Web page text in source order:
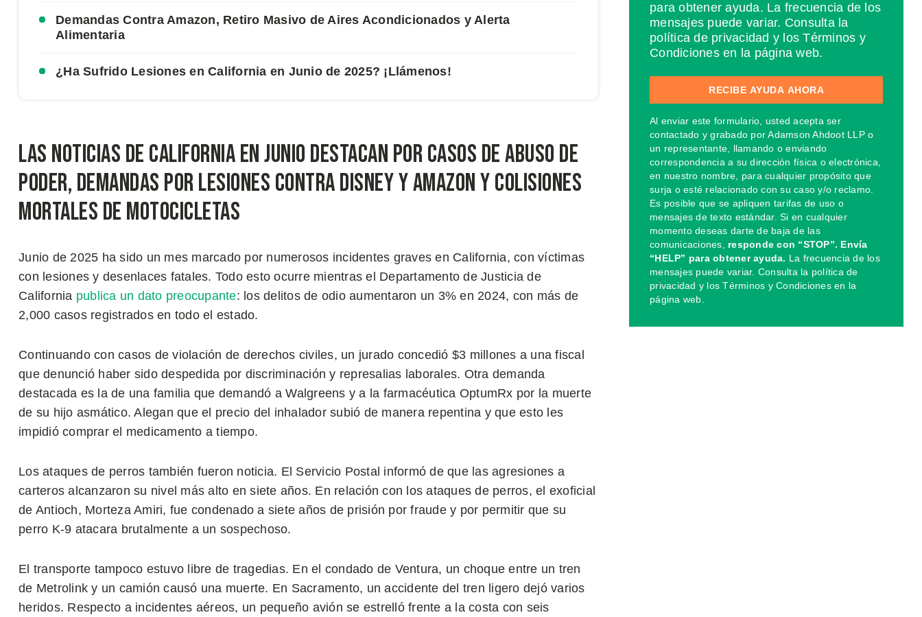
Demandas Contra Amazon, Retiro Masivo de Aires Acondicionados y Alerta
Alimentaria
¿Ha Sufrido Lesiones en California en Junio de 2025? ¡Llámenos!
Las Noticias de California en Junio Destacan por Casos de Abuso de
Poder, Demandas por Lesiones contra Disney y Amazon y Colisiones
Mortales de Motocicletas
Junio de 2025 ha sido un mes marcado por numerosos incidentes graves en California, con víctimas
con lesiones y desenlaces fatales. Todo esto ocurre mientras el Departamento de Justicia de
California publica un dato preocupante: los delitos de odio aumentaron un 3% en 2024, con más de
2,000 casos registrados en todo el estado.
Continuando con casos de violación de derechos civiles, un jurado concedió $3 millones a una fiscal
que denunció haber sido despedida por discriminación y represalias laborales. Otra demanda
destacada es la de una familia que demandó a Walgreens y a la farmacéutica OptumRx por la muerte
de su hijo asmático. Alegan que el precio del inhalador subió de manera repentina y que esto les
impidió comprar el medicamento a tiempo.
Los ataques de perros también fueron noticia. El Servicio Postal informó de que las agresiones a
carteros alcanzaron su nivel más alto en siete años. En relación con los ataques de perros, el exoficial
de Antioch, Morteza Amiri, fue condenado a siete años de prisión por fraude y por permitir que su
perro K-9 atacara brutalmente a un sospechoso.
El transporte tampoco estuvo libre de tragedias. En el condado de Ventura, un choque entre un tren
de Metrolink y un camión causó una muerte. En Sacramento, un accidente del tren ligero dejó varios
heridos. Respecto a incidentes aéreos, un pequeño avión se estrelló frente a la costa con seis
para obtener ayuda. La frecuencia de los
mensajes puede variar. Consulta la
política de privacidad y los Términos y
Condiciones en la página web.
Al enviar este formulario, usted acepta ser
contactado y grabado por Adamson Ahdoot LLP o
un representante, llamando o enviando
correspondencia a su dirección física o electrónica,
en nuestro nombre, para cualquier propósito que
surja o esté relacionado con su caso y/o reclamo.
Es posible que se apliquen tarifas de uso o
mensajes de texto estándar. Si en cualquier
momento deseas darte de baja de las
comunicaciones, responde con “STOP”. Envía
“HELP” para obtener ayuda. La frecuencia de los
mensajes puede variar. Consulta la política de
privacidad y los Términos y Condiciones en la
página web.